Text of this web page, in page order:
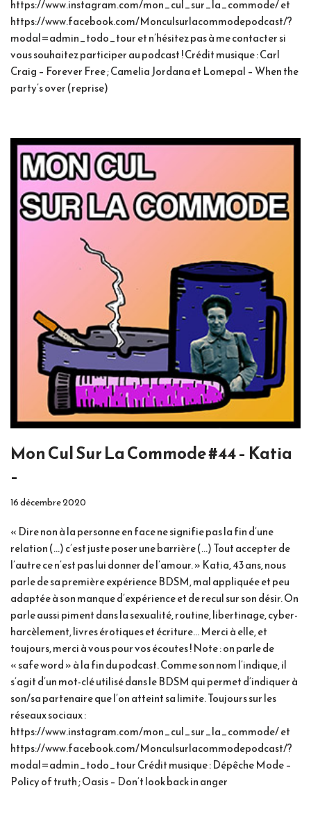
https://www.instagram.com/mon_cul_sur_la_commode/ et
https://www.facebook.com/Monculsurlacommodepodcast/?
modal=admin_todo_tour et n’hésitez pas à me contacter si
vous souhaitez participer au podcast ! Crédit musique : Carl
Craig – Forever Free ; Camelia Jordana et Lomepal – When the
party’s over (reprise)
Mon Cul Sur La Commode #44 – Katia
–
16 décembre 2020
« Dire non à la personne en face ne signifie pas la fin d’une
relation (…) c’est juste poser une barrière (…) Tout accepter de
l’autre ce n’est pas lui donner de l’amour. » Katia, 43 ans, nous
parle de sa première expérience BDSM, mal appliquée et peu
adaptée à son manque d’expérience et de recul sur son désir. On
parle aussi piment dans la sexualité, routine, libertinage, cyber-
harcèlement, livres érotiques et écriture… Merci à elle, et
toujours, merci à vous pour vos écoutes ! Note : on parle de
« safe word » à la fin du podcast. Comme son nom l’indique, il
s’agit d’un mot-clé utilisé dans le BDSM qui permet d’indiquer à
son/sa partenaire que l’on atteint sa limite. Toujours sur les
réseaux sociaux :
https://www.instagram.com/mon_cul_sur_la_commode/ et
https://www.facebook.com/Monculsurlacommodepodcast/?
modal=admin_todo_tour Crédit musique : Dépêche Mode –
Policy of truth ; Oasis – Don’t look back in anger